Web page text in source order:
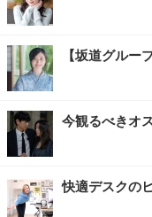
【坂道グル
今観るべきオ
快適デスクの